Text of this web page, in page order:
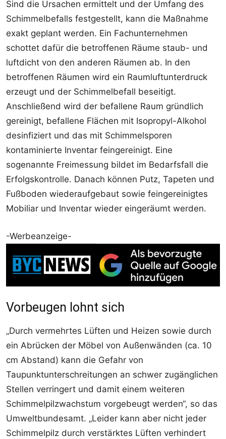
Sind die Ursachen ermittelt und der Umfang des
Schimmelbefalls festgestellt, kann die Maßnahme
exakt geplant werden. Ein Fachunternehmen
schottet dafür die betroffenen Räume staub- und
luftdicht von den anderen Räumen ab. In den
betroffenen Räumen wird ein Raumluftunterdruck
erzeugt und der Schimmelbefall beseitigt.
Anschließend wird der befallene Raum gründlich
gereinigt, befallene Flächen mit Isopropyl-Alkohol
desinfiziert und das mit Schimmelsporen
kontaminierte Inventar feingereinigt. Eine
sogenannte Freimessung bildet im Bedarfsfall die
Erfolgskontrolle. Danach können Putz, Tapeten und
Fußboden wiederaufgebaut sowie feingereinigtes
Mobiliar und Inventar wieder eingeräumt werden.
-Werbeanzeige-
Vorbeugen lohnt sich
„Durch vermehrtes Lüften und Heizen sowie durch
ein Abrücken der Möbel von Außenwänden (ca. 10
cm Abstand) kann die Gefahr von
Taupunktunterschreitungen an schwer zugänglichen
Stellen verringert und damit einem weiteren
Schimmelpilzwachstum vorgebeugt werden“, so das
Umweltbundesamt. „Leider kann aber nicht jeder
Schimmelpilz durch verstärktes Lüften verhindert